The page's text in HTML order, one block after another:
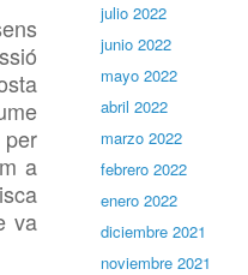
per
a
va
julio 2022
junio 2022
mayo 2022
abril 2022
marzo 2022
febrero 2022
enero 2022
diciembre 2021
noviembre 2021